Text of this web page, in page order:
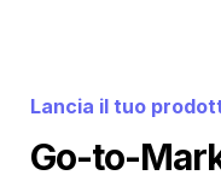
Lancia il tuo
Go-to-